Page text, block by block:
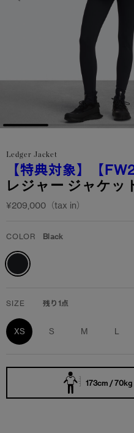
日本限定モデル
スノーグース
メイドインジャパ
アウターウェア
アパレル
フットウェア
日本限定モデル
スノーグース
メイドインジャパ
アウターウェア
アパレル
フットウェア
Ledger Jacket
【特典対象】 【
レジャー ジャケッ
¥209,000（tax in）
COLOR Black
SIZE 残り1点
XS S M L
173cm / 70kg